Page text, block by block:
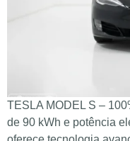
TESLA MODEL S –
de 90 kWh e potência